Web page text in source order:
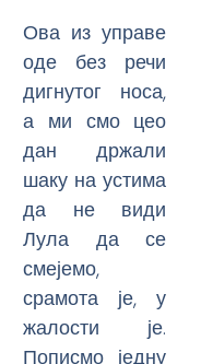
Ова из управе
оде без речи
дигнутог носа,
а ми смо цео
дан држали
шаку на устима
да не види
Лула да се
смејемо,
срамота је, у
жалости је.
Пописмо једну